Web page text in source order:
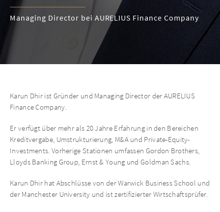
Managing Director bei AURELIUS Finance Company
Karun Dhir ist Gründer und Managing Director der AURELIUS
Finance Company.
Er verfügt über mehr als 20 Jahre Erfahrung in den Bereichen
Kreditvergabe, Umstrukturierung, M&A und Private-Equity-
Investments. Vorherige Stationen umfassen Gordon Brothers,
Lloyds Banking Group, Ernst & Young und Goldman Sachs.
Karun Dhir hat Abschlüsse von der Warwick Business School und
der Manchester University und ist zertifizierter Wirtschaftsprüfer.